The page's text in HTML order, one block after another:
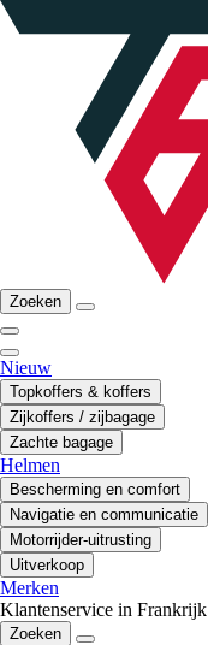
Zoeken
Nieuw
Topkoffers & koffers
Zijkoffers / zijbagage
Zachte bagage
Helmen
Bescherming en comfort
Navigatie en communicatie
Motorrijder-uitrusting
Uitverkoop
Merken
Klantenservice in Frankrijk
Zoeken